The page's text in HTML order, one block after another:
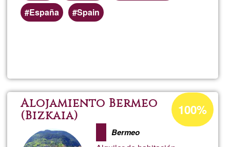
España
Spain
Yola
Alojamiento Bermeo
(Bizkaia)
Bermeo
Porcentaje
de
aceptación
100%